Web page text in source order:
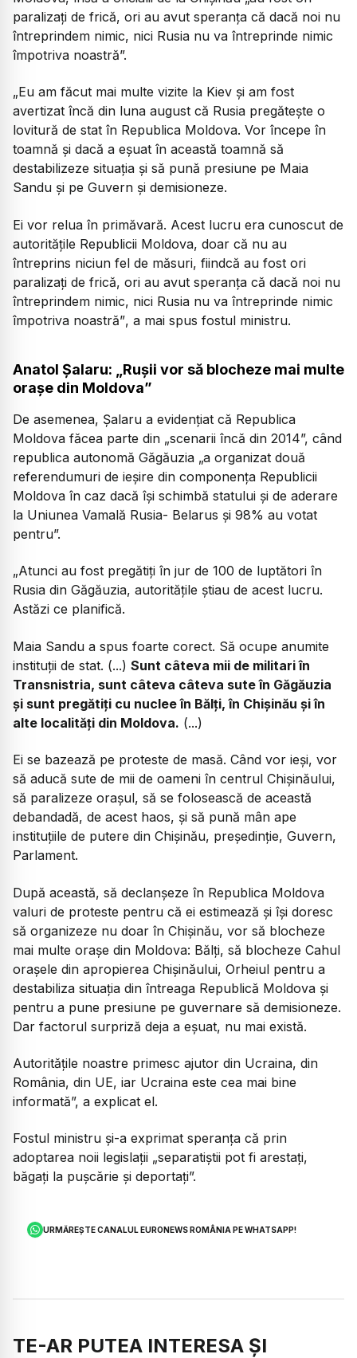
paralizați de frică, ori au avut speranța că dacă noi nu
întreprindem nimic, nici Rusia nu va întreprinde nimic
împotriva noastră”.
„Eu am făcut mai multe vizite la Kiev și am fost
avertizat încă din luna august că Rusia pregătește o
lovitură de stat în Republica Moldova. Vor începe în
toamnă și dacă a eșuat în această toamnă să
destabilizeze situația și să pună presiune pe Maia
Sandu și pe Guvern și demisioneze.
Ei vor relua în primăvară. Acest lucru era cunoscut de
autoritățile Republicii Moldova, doar că nu au
întreprins niciun fel de măsuri, fiindcă au fost ori
paralizați de frică, ori au avut speranța că dacă noi nu
întreprindem nimic, nici Rusia nu va întreprinde nimic
împotriva noastră”, a mai spus fostul ministru.
Anatol Șalaru: „Rușii vor să blocheze mai multe
orașe din Moldova”
De asemenea, Șalaru a evidențiat că Republica
Moldova făcea parte din „scenarii încă din 2014”, când
republica autonomă Găgăuzia „a organizat două
referendumuri de ieșire din componența Republicii
Moldova în caz dacă își schimbă statului și de aderare
la Uniunea Vamală Rusia- Belarus și 98% au votat
pentru”.
„Atunci au fost pregătiți în jur de 100 de luptători în
Rusia din Găgăuzia, autoritățile știau de acest lucru.
Astăzi ce planifică.
Maia Sandu a spus foarte corect. Să ocupe anumite
instituții de stat. (...) Sunt câteva mii de militari în
Transnistria, sunt câteva câteva sute în Găgăuzia
și sunt pregătiți cu nuclee în Bălți, în Chișinău și în
alte localități din Moldova. (...)
Ei se bazează pe proteste de masă. Când vor ieși, vor
să aducă sute de mii de oameni în centrul Chișinăului,
să paralizeze orașul, să se folosească de această
debandadă, de acest haos, și să pună mân ape
instituțiile de putere din Chișinău, președinție, Guvern,
Parlament.
După această, să declanșeze în Republica Moldova
valuri de proteste pentru că ei estimează și își doresc
să organizeze nu doar în Chișinău, vor să blocheze
mai multe orașe din Moldova: Bălți, să blocheze Cahul
orașele din apropierea Chișinăului, Orheiul pentru a
destabiliza situația din întreaga Republică Moldova și
pentru a pune presiune pe guvernare să demisioneze.
Dar factorul surpriză deja a eșuat, nu mai există.
Autoritățile noastre primesc ajutor din Ucraina, din
România, din UE, iar Ucraina este cea mai bine
informată”, a explicat el.
Fostul ministru și-a exprimat speranța că prin
adoptarea noii legislații „separatiștii pot fi arestați,
băgați la pușcărie și deportați”.
URMĂREȘTE CANALUL EURONEWS ROMÂNIA PE WHATSAPP!
TE-AR PUTEA INTERESA ȘI